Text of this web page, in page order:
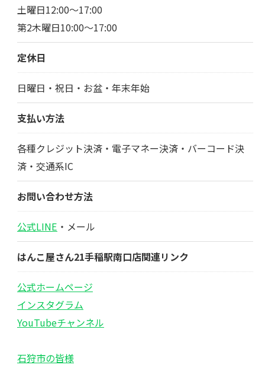
土曜日12:00～17:00
第2木曜日10:00～17:00
定休日
日曜日・祝日・お盆・年末年始
支払い方法
各種クレジット決済・電子マネー決済・バーコード決
済・交通系IC
お問い合わせ方法
公式LINE ・メール
はんこ屋さん21手稲駅南口店関連リンク
公式ホームページ
インスタグラム
YouTubeチャンネル
石狩市の皆様